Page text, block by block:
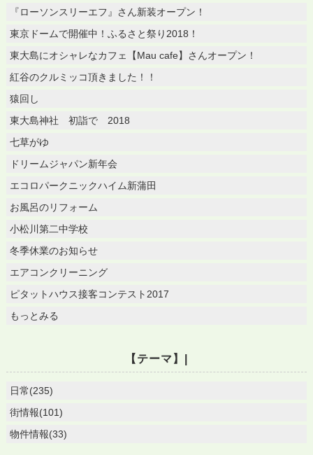
『ローソンスリーエフ』さん新装オープン！
東京ドームで開催中！ふるさと祭り2018！
東大島にオシャレなカフェ【Mau cafe】さんオープン！
紅谷のクルミッコ頂きました！！
猿回し
東大島神社 初詣で 2018
七草がゆ
ドリームジャパン新年会
エコロパークニックハイム新蒲田
お風呂のリフォーム
小松川第二中学校
冬季休業のお知らせ
エアコンクリーニング
ピタットハウス接客コンテスト2017
もっとみる
【テーマ】|
日常(235)
街情報(101)
物件情報(33)